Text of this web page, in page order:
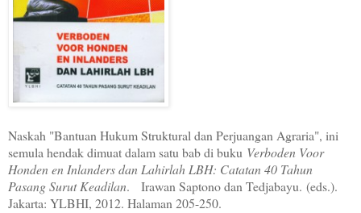
Naskah "Bantuan Hukum Struktural dan Perjuangan Agraria", ini
semula hendak dimuat dalam satu bab di buku Verboden Voor
Honden en Inlanders dan Lahirlah LBH: Catatan 40 Tahun
Pasang Surut Keadilan. Irawan Saptono dan Tedjabayu. (eds.).
Jakarta: YLBHI, 2012. Halaman 205-250.